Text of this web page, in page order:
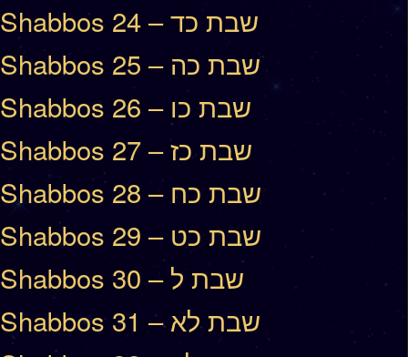
Shabbos 24 – שבת כד
Shabbos 25 – שבת כה
Shabbos 26 – שבת כו
Shabbos 27 – שבת כז
Shabbos 28 – שבת כח
Shabbos 29 – שבת כט
Shabbos 30 – שבת ל
Shabbos 31 – שבת לא